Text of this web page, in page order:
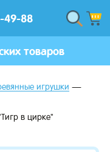
49-88
товаров
игрушки
в цирке"